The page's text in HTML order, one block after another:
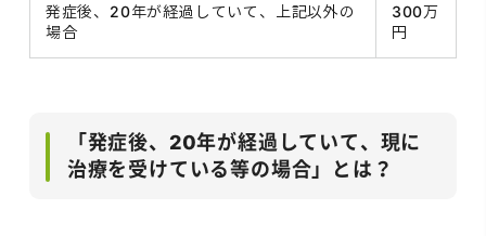
発症後、20年が経過していて、上記以外の
場合
300万
円
「発症後、20年が経過していて、現に
治療を受けている等の場合」とは？